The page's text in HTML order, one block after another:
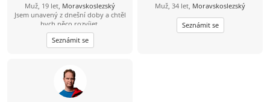
Muž, 19 let, Moravskoslezský
Jsem unavený z dnešní doby a chtěl
bych něco rozvíjet.
Seznámit se
Muž, 34 let, Moravskoslezský
Seznámit se